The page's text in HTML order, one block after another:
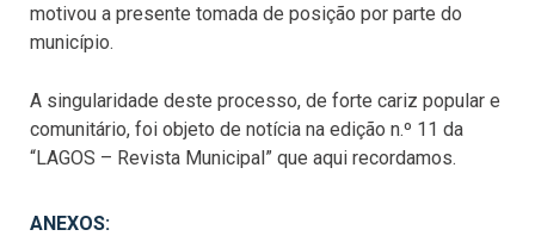
motivou a presente tomada de posição por parte do
município.
A singularidade deste processo, de forte cariz popular e
comunitário, foi objeto de notícia na edição n.º 11 da
“LAGOS – Revista Municipal” que aqui recordamos.
ANEXOS: